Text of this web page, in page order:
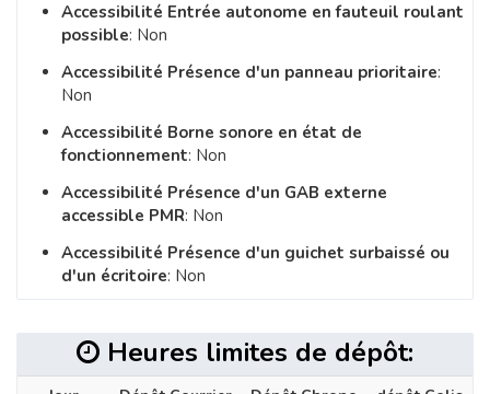
Accessibilité Entrée autonome en fauteuil roulant
possible: Non
Accessibilité Présence d'un panneau prioritaire:
Non
Accessibilité Borne sonore en état de
fonctionnement: Non
Accessibilité Présence d'un GAB externe
accessible PMR: Non
Accessibilité Présence d'un guichet surbaissé ou
d'un écritoire: Non
Heures limites de dépôt: